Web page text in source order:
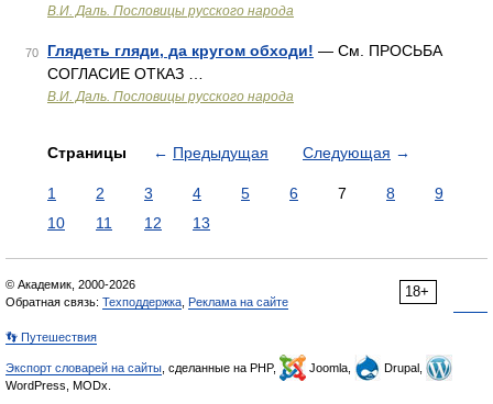
В.И. Даль. Пословицы русского народа
70 Глядеть гляди, да кругом обходи! — См. ПРОСЬБА
СОГЛАСИЕ ОТКАЗ …
В.И. Даль. Пословицы русского народа
Страницы ← Предыдущая Следующая →
1 2 3 4 5 6 7 8
9
10
11 12 13
18+
© Академик, 2000-2026
Обратная связь: Техподдержка Реклама на сайте
👣 Путешествия
Экспорт словарей на сайты , сделанные на PHP, Joomla,
Drupal,
WordPress, MODx.